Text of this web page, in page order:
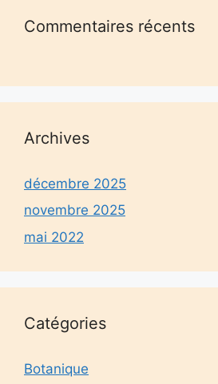
Commentaires récents
Archives
décembre 2025
novembre 2025
mai 2022
Catégories
Botanique